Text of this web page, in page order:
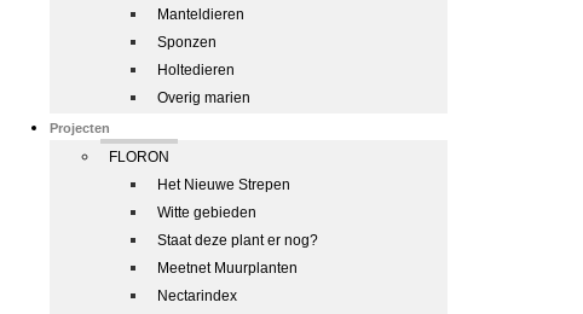
Manteldieren
Sponzen
Holtedieren
Overig marien
Projecten
FLORON
Het Nieuwe Strepen
Witte gebieden
Staat deze plant er nog?
Meetnet Muurplanten
Nectarindex